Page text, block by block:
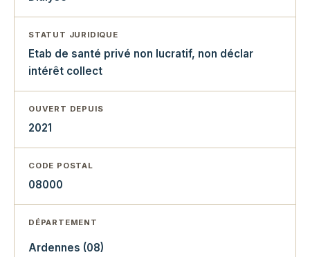
STATUT JURIDIQUE
Etab de santé privé non lucratif, non déclar
intérêt collect
OUVERT DEPUIS
2021
CODE POSTAL
08000
DÉPARTEMENT
Ardennes (08)